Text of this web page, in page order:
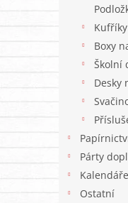
Boxy
Školní
Desky
Párty
Ostatní